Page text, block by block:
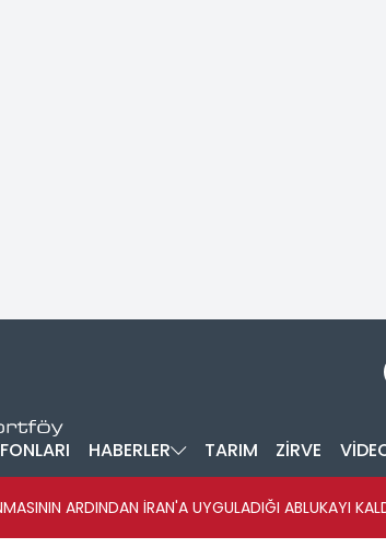
HABERLER TARIM ZİRVE
ARDINDAN İRAN'A UYGULADIĞI ABLUKAYI